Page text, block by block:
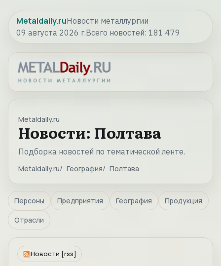
Metaldaily.ruНовости металлургии
09 августа 2026 г.Всего новостей: 181 479
Metaldaily.ru
Новости: Полтава
Подборка новостей по тематической ленте.
Metaldaily.ru География Полтава
Персоны Предприятия География Продукция
Отрасли
Новости [rss]